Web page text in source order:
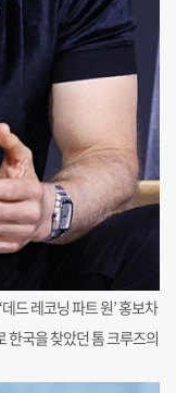
드 레코닝 파트 원’ 홍보차
한국을 찾았던 톰 크루즈의